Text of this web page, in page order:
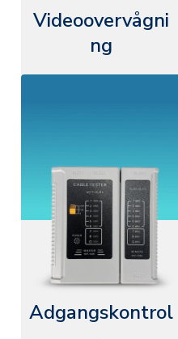
Videoovervågni
ng
Adgangskontrol